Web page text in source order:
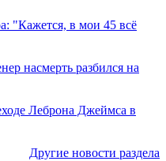
"Кажется, в мои 45 всё
насмерть разбился на
Леброна Джеймса в
Другие новости раздела